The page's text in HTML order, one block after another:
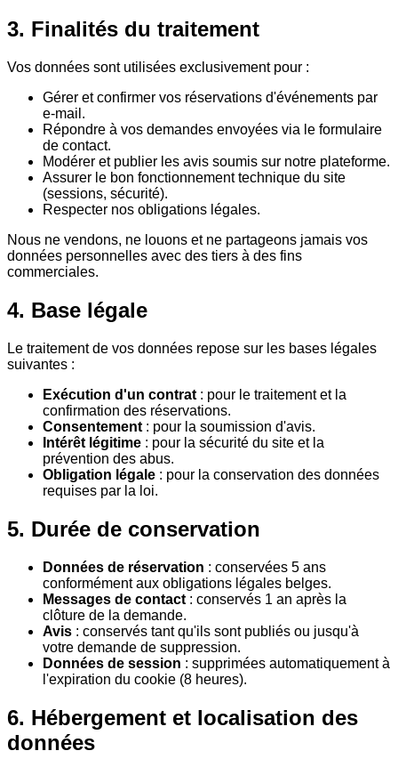
3. Finalités du traitement
Vos données sont utilisées exclusivement pour :
Gérer et confirmer vos réservations d'événements par
e-mail.
Répondre à vos demandes envoyées via le formulaire
de contact.
Modérer et publier les avis soumis sur notre plateforme.
Assurer le bon fonctionnement technique du site
(sessions, sécurité).
Respecter nos obligations légales.
Nous ne vendons, ne louons et ne partageons jamais vos
données personnelles avec des tiers à des fins
commerciales.
4. Base légale
Le traitement de vos données repose sur les bases légales
suivantes :
Exécution d'un contrat : pour le traitement et la
confirmation des réservations.
Consentement : pour la soumission d'avis.
Intérêt légitime : pour la sécurité du site et la
prévention des abus.
Obligation légale : pour la conservation des données
requises par la loi.
5. Durée de conservation
Données de réservation : conservées 5 ans
conformément aux obligations légales belges.
Messages de contact : conservés 1 an après la
clôture de la demande.
Avis : conservés tant qu'ils sont publiés ou jusqu'à
votre demande de suppression.
Données de session : supprimées automatiquement à
l'expiration du cookie (8 heures).
6. Hébergement et localisation des
données